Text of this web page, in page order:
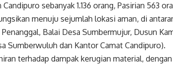
sebanyak 1.136 orang, Pasirian 563
menuju sejumlah lokasi aman, di
Balai Desa Sumbermujur, Dusun
Sumberwuluh dan Kantor Camat Candipuro).
terhadap dampak kerugian material,